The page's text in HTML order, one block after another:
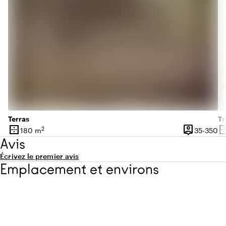
Terras
border_outer
Superficie
180 m2 person_pin
Capacité
35-350
Avis
Écrivez le premier avis
Emplacement et environs